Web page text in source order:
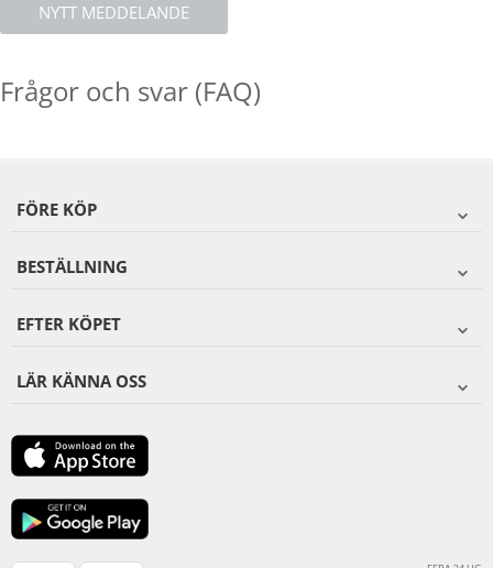
NYTT MEDDELANDE
Frågor och svar (FAQ)
FÖRE KÖP
BESTÄLLNING
EFTER KÖPET
LÄR KÄNNA OSS